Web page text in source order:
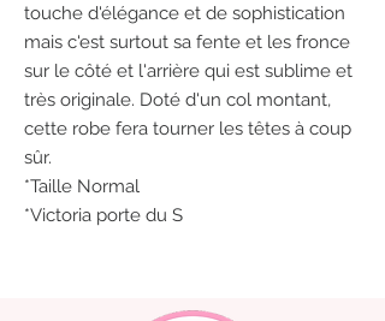
touche d'élégance et de sophistication
mais c'est surtout sa fente et les fronce
sur le côté et l'arrière qui est sublime et
très originale. Doté d'un col montant,
cette robe fera tourner les têtes à coup
sûr.
*Taille Normal
*Victoria porte du S